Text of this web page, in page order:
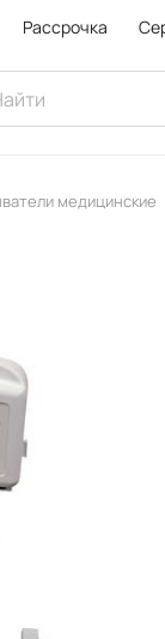
Рассрочка
медицинские